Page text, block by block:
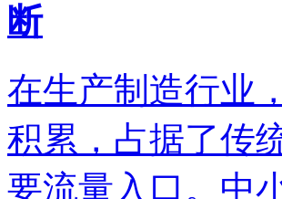
断
在生产制造行业
积累，占据了传
要流量入口。中